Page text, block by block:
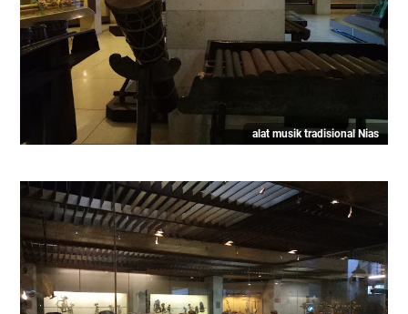
alat musik tradisional Nias